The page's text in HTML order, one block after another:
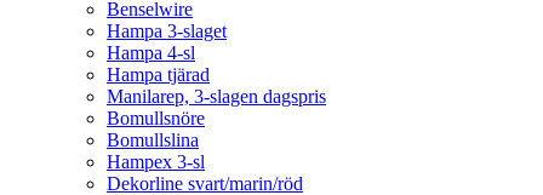
Benselwire
Hampa 3-slaget
Hampa 4-sl
Hampa tjärad
Manilarep, 3-slagen dagspris
Bomullsnöre
Bomullslina
Hampex 3-sl
Dekorline svart/marin/röd